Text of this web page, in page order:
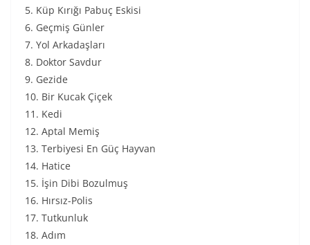
5. Küp Kırığı Pabuç Eskisi
6. Geçmiş Günler
7. Yol Arkadaşları
8. Doktor Savdur
9. Gezide
10. Bir Kucak Çiçek
11. Kedi
12. Aptal Memiş
13. Terbiyesi En Güç Hayvan
14. Hatice
15. İşin Dibi Bozulmuş
16. Hırsız-Polis
17. Tutkunluk
18. Adım